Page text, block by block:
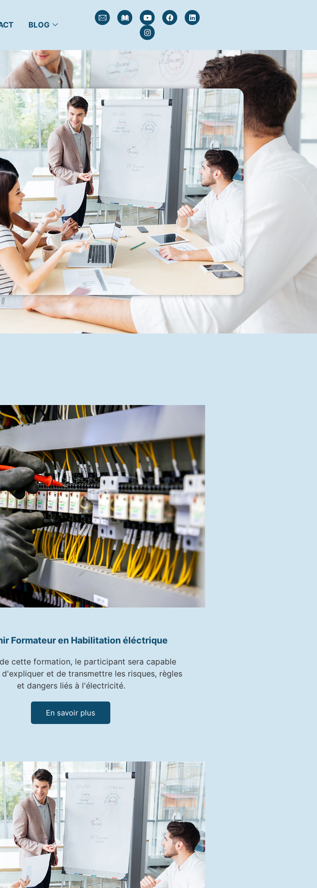
BLOG
Formateur en Habilitation éléctrique
cette formation, le participant sera capable
d'expliquer et de transmettre les risques, règles
et dangers liés à l'électricité.
En savoir plus